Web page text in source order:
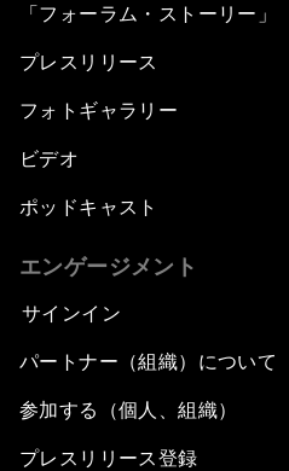
「フォーラム・ストーリー」
プレスリリース
フォトギャラリー
ビデオ
ポッドキャスト
エンゲージメント
サインイン
パートナー（組織）について
参加する（個人、組織）
プレスリリース登録